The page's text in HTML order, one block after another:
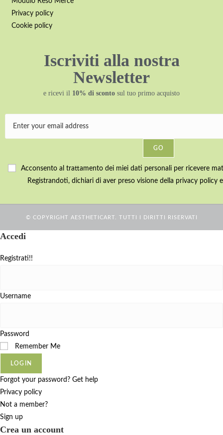
Privacy policy
Cookie policy
Iscriviti alla nostra
Newsletter
e ricevi il 10% di sconto sul tuo primo acquisto
GO
Acconsento al trattamento dei miei dati personali per ricevere
Registrandoti, dichiari di aver preso visione della privacy policy
© COPYRIGHT AESTHETICART. TUTTI I DIRITTI RISERVATI
Accedi
Registrati!!
Username
Password
Remember Me
LOGIN
Forgot your password? Get help
Privacy policy
Not a member?
Sign up
Crea un account